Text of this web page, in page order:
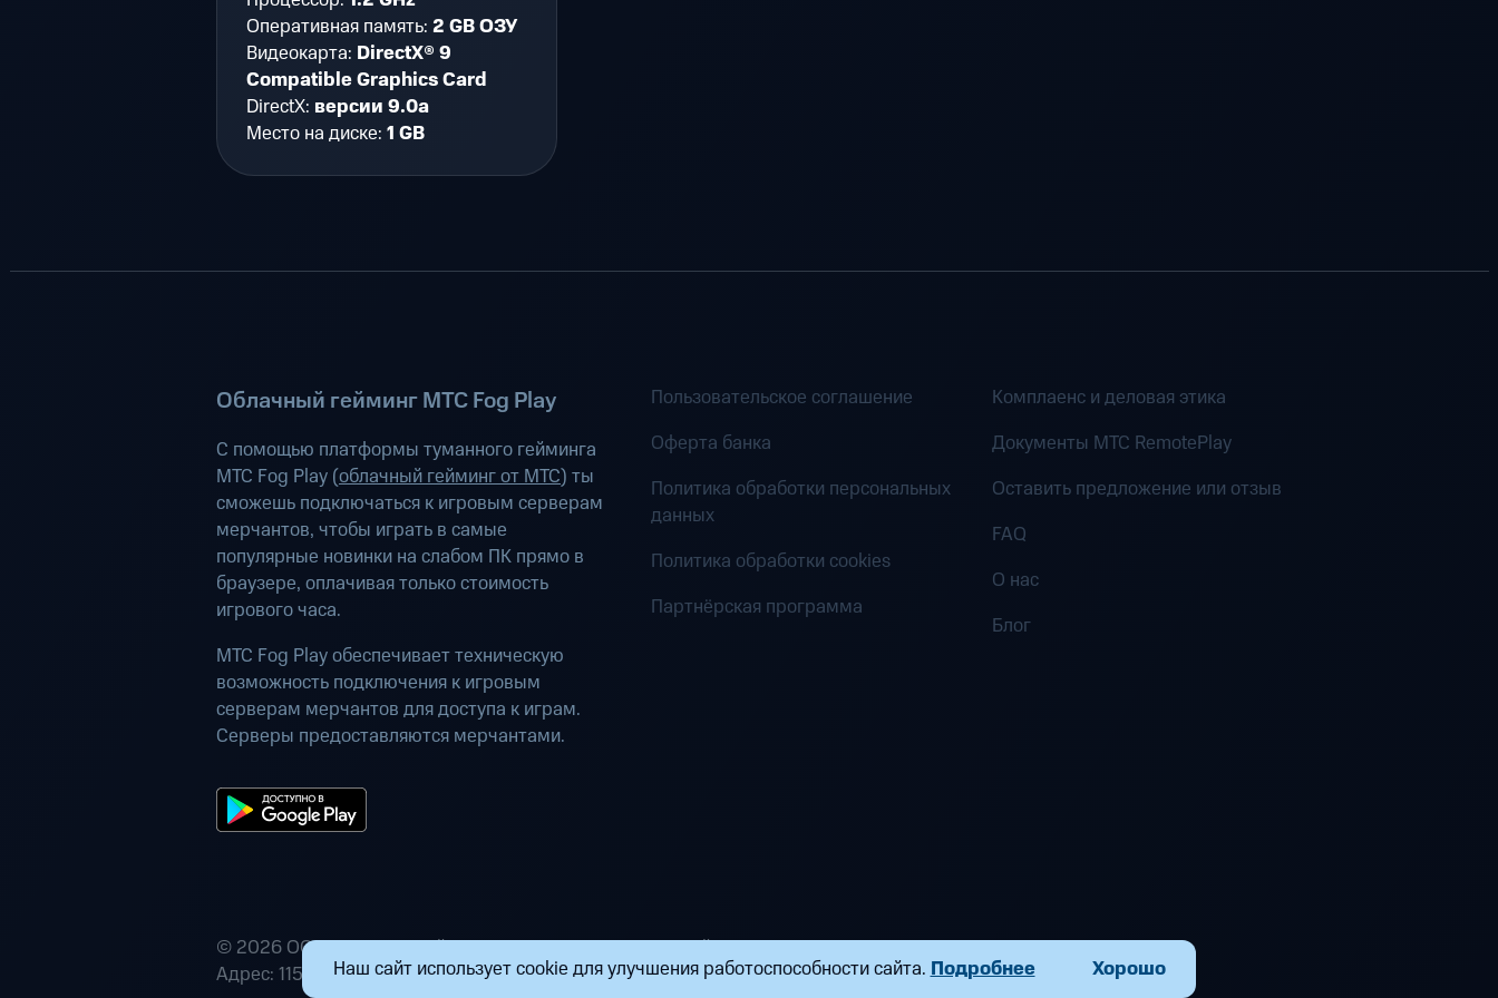
Наш сайт использует cookie для улучшения работоспособности сайта.Подробнее Хорошо
Оперативная память: 2 GB ОЗУ
Видеокарта: DirectX® 9
Compatible Graphics Card
DirectX: версии 9.0a
Место на диске: 1 GB
Облачный гейминг МТС Fog Play
С помощью платформы туманного гейминга
МТС Fog Play (облачный гейминг от МТС) ты
сможешь подключаться к игровым серверам
мерчантов, чтобы играть в самые
популярные новинки на слабом ПК прямо в
браузере, оплачивая только стоимость
игрового часа.
МТС Fog Play обеспечивает техническую
возможность подключения к игровым
серверам мерчантов для доступа к играм.
Серверы предоставляются мерчантами.
Пользовательское соглашение
Оферта банка
Политика обработки персональных
данных
Политика обработки cookies
Партнёрская программа
Комплаенс и деловая этика
Документы MTC RemotePlay
Оставить предложение или отзыв
FAQ
О нас
Блог
© 2026 ООО «Маркетплейс распределенных вычислений». Все права защищены
Адрес: 115432, г. Москва, пр-кт Андропова, д. 18, к. 9 Почта:fogplay@mts.ru